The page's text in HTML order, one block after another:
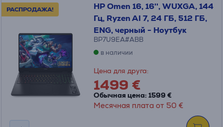
РАСПРОДАЖА!
HP Omen 16, 16'', WUXGA, 144
Гц, Ryzen AI 7, 24 ГБ, 512 ГБ,
ENG, черный - Ноутбук
BP7U9EA#ABB
в наличии
Цена для друга:
1499 €
Обычная цена: 1599 €
Месячная плата от 50 €